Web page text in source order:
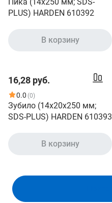
PLUS) HARDEN 610392
В корзину
16,28 руб.
0.0 (0)
Зубило (14х20х250 мм;
SDS-PLUS) HARDEN 610393
В корзину